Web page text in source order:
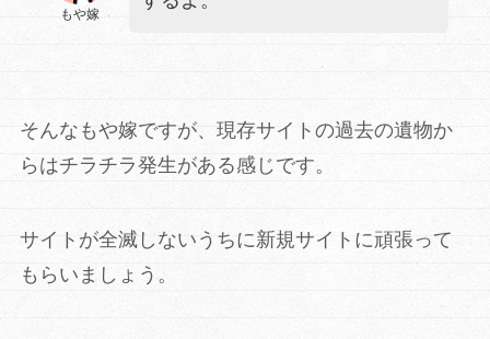
もや嫁
そんなもや嫁ですが、現存サイトの過去の遺物か
らはチラチラ発生がある感じです。
サイトが全滅しないうちに新規サイトに頑張って
もらいましょう。